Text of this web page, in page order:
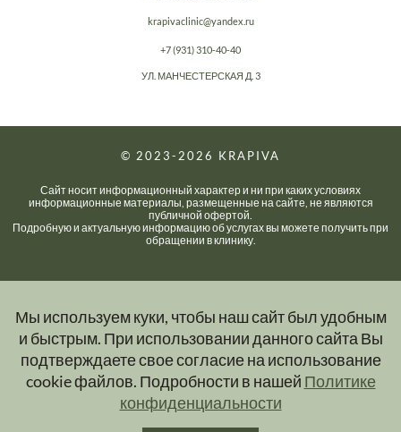
Мы используем куки, чтобы наш сайт был удобным
и быстрым. При использовании данного сайта Вы
подтверждаете свое согласие на использование
cookie файлов. Подробности в нашей Политике
конфиденциальности
krapivaclinic@yandex.ru
+7 (931) 310-40-40
УЛ. МАНЧЕСТЕРСКАЯ Д. 3
© 2023-2026 KRAPIVA
Сайт носит информационный характер и ни при каких условиях
информационные материалы, размещенные на сайте, не являются
публичной офертой.
Подробную и актуальную информацию об услугах вы можете получить при
обращении в клинику.